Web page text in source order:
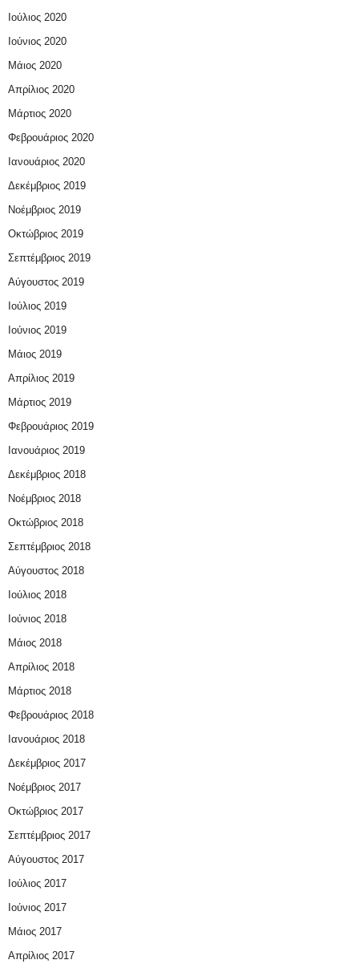
Ιούλιος 2020
Ιούνιος 2020
Μάιος 2020
Απρίλιος 2020
Μάρτιος 2020
Φεβρουάριος 2020
Ιανουάριος 2020
Δεκέμβριος 2019
Νοέμβριος 2019
Οκτώβριος 2019
Σεπτέμβριος 2019
Αύγουστος 2019
Ιούλιος 2019
Ιούνιος 2019
Μάιος 2019
Απρίλιος 2019
Μάρτιος 2019
Φεβρουάριος 2019
Ιανουάριος 2019
Δεκέμβριος 2018
Νοέμβριος 2018
Οκτώβριος 2018
Σεπτέμβριος 2018
Αύγουστος 2018
Ιούλιος 2018
Ιούνιος 2018
Μάιος 2018
Απρίλιος 2018
Μάρτιος 2018
Φεβρουάριος 2018
Ιανουάριος 2018
Δεκέμβριος 2017
Νοέμβριος 2017
Οκτώβριος 2017
Σεπτέμβριος 2017
Αύγουστος 2017
Ιούλιος 2017
Ιούνιος 2017
Μάιος 2017
Απρίλιος 2017